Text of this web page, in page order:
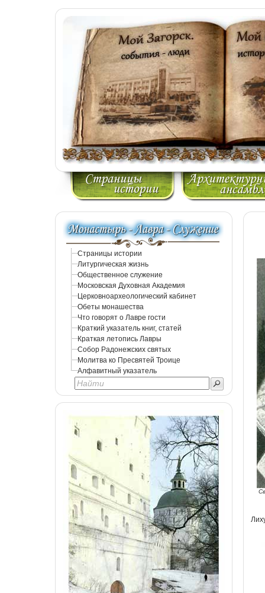
Страницы истории
Литургическая жизнь
Общественное служение
Московская Духовная Академия
Церковноархеологический кабинет
Обеты монашества
Что говорят о Лавре гости
Краткий указатель книг, статей
Краткая летопись Лавры
Собор Радонежских святых
Молитва ко Пресвятей Троице
Алфавитный указатель